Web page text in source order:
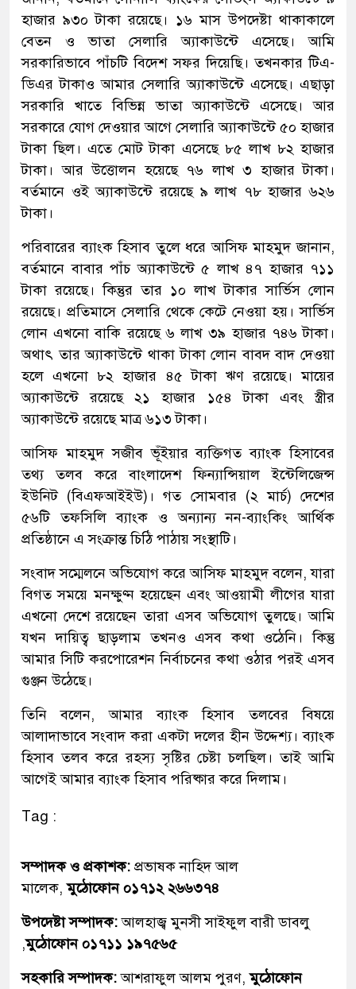
হাজার ৯৩০ টাকা রয়েছে। ১৬ মাস উপদেষ্টা থাকাকালে
বেতন ও ভাতা সেলারি অ্যাকাউন্টে এসেছে। আমি
সরকারিভাবে পাঁচটি বিদেশ সফর দিয়েছি। তখনকার টিএ-
ডিএর টাকাও আমার সেলারি অ্যাকাউন্টে এসেছে। এছাড়া
সরকারি খাতে বিভিন্ন ভাতা অ্যাকাউন্টে এসেছে। আর
সরকারে যোগ দেওয়ার আগে সেলারি অ্যাকাউন্টে ৫০ হাজার
টাকা ছিল। এতে মোট টাকা এসেছে ৮৫ লাখ ৮২ হাজার
টাকা। আর উত্তোলন হয়েছে ৭৬ লাখ ৩ হাজার টাকা।
বর্তমানে ওই অ্যাকাউন্টে রয়েছে ৯ লাখ ৭৮ হাজার ৬২৬
টাকা।
পরিবারের ব্যাংক হিসাব তুলে ধরে আসিফ মাহমুদ জানান,
বর্তমানে বাবার পাঁচ অ্যাকাউন্টে ৫ লাখ ৪৭ হাজার ৭১১
টাকা রয়েছে। কিন্তুর তার ১০ লাখ টাকার সার্ভিস লোন
রয়েছে। প্রতিমাসে সেলারি থেকে কেটে নেওয়া হয়। সার্ভিস
লোন এখনো বাকি রয়েছে ৬ লাখ ৩৯ হাজার ৭৪৬ টাকা।
অথাৎ তার অ্যাকাউন্টে থাকা টাকা লোন বাবদ বাদ দেওয়া
হলে এখনো ৮২ হাজার ৪৫ টাকা ঋণ রয়েছে। মায়ের
অ্যাকাউন্টে রয়েছে ২১ হাজার ১৫৪ টাকা এবং স্ত্রীর
অ্যাকাউন্টে রয়েছে মাত্র ৬১৩ টাকা।
আসিফ মাহমুদ সজীব ভূঁইয়ার ব্যক্তিগত ব্যাংক হিসাবের
তথ্য তলব করে বাংলাদেশ ফিন্যান্সিয়াল ইন্টেলিজেন্স
ইউনিট (বিএফআইইউ)। গত সোমবার (২ মার্চ) দেশের
৫৬টি তফসিলি ব্যাংক ও অন্যান্য নন-ব্যাংকিং আর্থিক
প্রতিষ্ঠানে এ সংক্রান্ত চিঠি পাঠায় সংস্থাটি।
সংবাদ সম্মেলনে অভিযোগ করে আসিফ মাহমুদ বলেন, যারা
বিগত সময়ে মনক্ষুণ্ন হয়েছেন এবং আওয়ামী লীগের যারা
এখনো দেশে রয়েছেন তারা এসব অভিযোগ তুলছে। আমি
যখন দায়িত্ব ছাড়লাম তখনও এসব কথা ওঠেনি। কিন্তু
আমার সিটি করপোরেশন নির্বাচনের কথা ওঠার পরই এসব
গুঞ্জন উঠেছে।
তিনি বলেন, আমার ব্যাংক হিসাব তলবের বিষয়ে
আলাদাভাবে সংবাদ করা একটা দলের হীন উদ্দেশ্য। ব্যাংক
হিসাব তলব করে রহস্য সৃষ্টির চেষ্টা চলছিল। তাই আমি
আগেই আমার ব্যাংক হিসাব পরিষ্কার করে দিলাম।
Tag :
সম্পাদক ও প্রকাশক: প্রভাষক নাহিদ আল
মালেক,মুঠোফোন ০১৭১২ ২৬৬৩৭৪
উপদেষ্টা সম্পাদক:আলহাজ্ব মুনসী সাইফুল বারী ডাবলু
,মুঠোফোন ০১৭১১ ১৯৭৫৬৫
সহকারি সম্পাদক:আশরাফুল আলম পুরণ,মুঠোফোন